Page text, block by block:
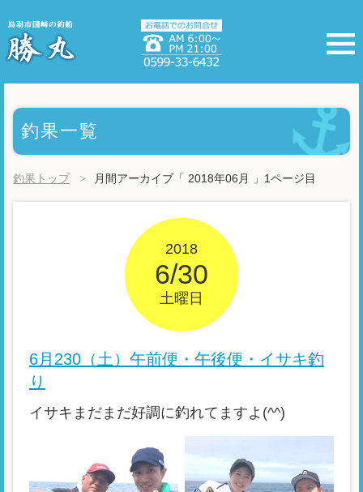
釣果一覧
釣果トップ 月間アーカイブ「 2018年06月 」1ページ目
2018
6/30
土曜日
6月230（土）午前便・午後便・イサキ釣
り
イサキまだまだ好調に釣れてますよ(^^)